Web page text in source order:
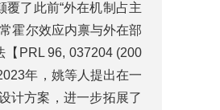
覆了此前“外在机制占主
霍尔效应内禀与外在部
PRL 96, 037204 (200
年，姚等人提出在一
计方案，进一步拓展了